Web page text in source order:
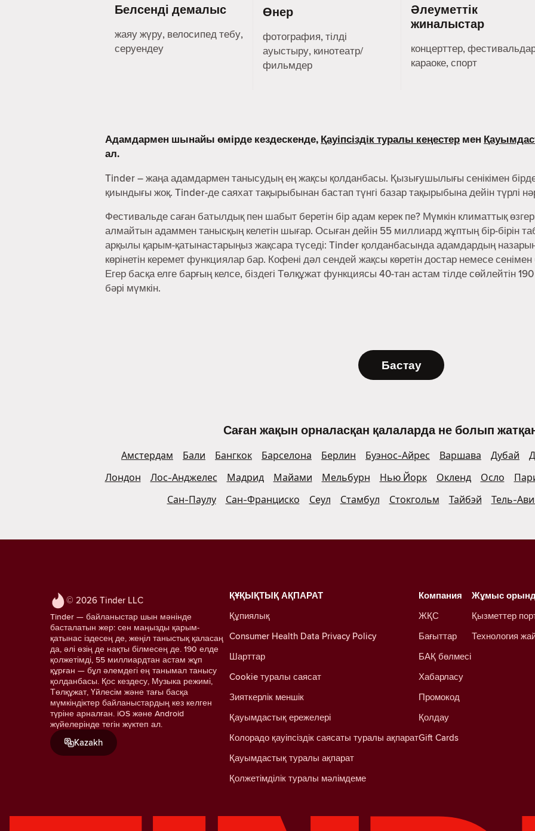
Белсенді демалыс
жаяу жүру, велосипед тебу,
серуендеу
Өнер
фотография, тілді
ауыстыру, кинотеатр/
фильмдер
Әлеуметтік
жиналыстар
концерттер,
караоке, спорт
Адамдармен шынайы өмірде кездескенде, Қауіпсіздік туралы кеңестер мен
ал.
Tinder – жаңа адамдармен танысудың ең жақсы қолданбасы. Қызығушылығы сенікімен
қиындығы жоқ. Tinder-де саяхат тақырыбынан бастап түнгі базар тақырыбына дейін түрлі
Фестивальде саған батылдық пен шабыт беретін бір адам керек пе? Мүмкін климаттық
алмайтын адаммен танысқың келетін шығар. Осыған дейін 55 миллиард жұптың бір-бірін
арқылы қарым-қатынастарыңыз жақсара түседі: Tinder қолданбасында адамдардың
көрінетін керемет функциялар бар. Кофені дәл сендей жақсы көретін достар немесе
Егер басқа елге барғың келсе, біздегі Төлқұжат функциясы 40-тан астам тілде сөйлейтін
бәрі мүмкін.
Бастау
Саған жақын орналасқан қалаларда не болып
Амстердам Бали Бангкок Барселона Берлин Буэнос-Айрес Варшава Дубай
Лондон
Лос-Анджелес Мадрид Майами Мельбурн Нью Йорк Окленд Осло
Сан-Паулу
Сан-Франциско Сеул Стамбул Стокгольм Тайбэй Тель-
© 2026 Tinder LLC
Tinder — байланыстар шын мәнінде
басталатын жер: сен маңызды қарым-
қатынас іздесең де, жеңіл таныстық қаласаң
да, әлі өзің де нақты білмесең де. 190 елде
қолжетімді, 55 миллиардтан астам жұп
құрған — бұл әлемдегі ең танымал танысу
қолданбасы. Қос кездесу, Музыка режимі,
Төлқұжат, Үйлесім және тағы басқа
мүмкіндіктер байланыстардың кез келген
түріне арналған. iOS және Android
жүйелерінде тегін жүктеп ал.
Kazakh
ҚҰҚЫҚТЫҚ АҚПАРАТ
Құпиялық
Consumer Health Data Privacy Policy
Шарттар
Cookie туралы саясат
Зияткерлік меншік
Қауымдастық ережелері
Колорадо қауіпсіздік саясаты туралы ақпарат
Қауымдастық туралы ақпарат
Қолжетімділік туралы мәлімдеме
Жұмыс
Қызметтер
Технология
Компания
ЖҚС
Бағыттар
БАҚ бөлмесі
Хабарласу
Промокод
Қолдау
Gift Cards